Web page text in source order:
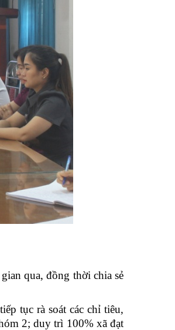
qua, đồng thời chia sẻ
tục rà soát các chỉ tiêu,
2; duy trì 100% xã đạt